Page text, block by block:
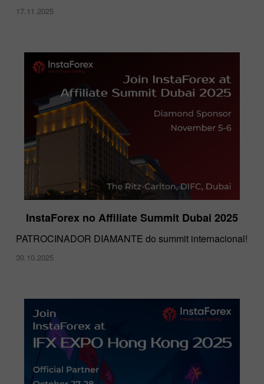
17.11.2025
InstaForex no Affiliate Summit Dubai 2025
PATROCINADOR DIAMANTE do summit internacional!
30.10.2025